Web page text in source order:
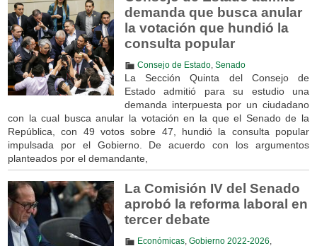
demanda que busca anular
la votación que hundió la
consulta popular
Consejo de Estado, Senado
La Sección Quinta del Consejo de
Estado admitió para su estudio una
demanda interpuesta por un ciudadano
con la cual busca anular la votación en la que el Senado de la
República, con 49 votos sobre 47, hundió la consulta popular
impulsada por el Gobierno. De acuerdo con los argumentos
planteados por el demandante,
La Comisión IV del Senado
aprobó la reforma laboral en
tercer debate
Económicas, Gobierno 2022-2026